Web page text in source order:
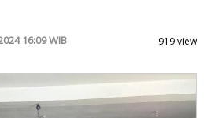
16:09 WIB
919 view